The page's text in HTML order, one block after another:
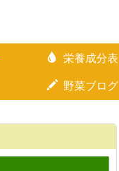
栄養成分表
野菜ブログ